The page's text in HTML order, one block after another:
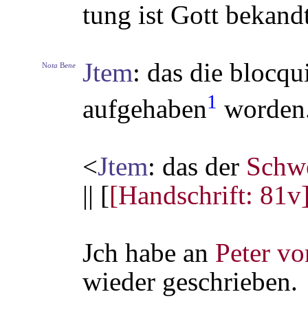
tung ist Gott
Nota Bene Jtem: das die
aufgehaben1
<Jtem: das der
|| [[Handschrift:
Jch habe an Peter
wieder geschrieben.